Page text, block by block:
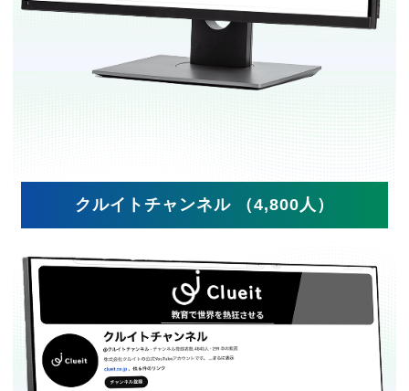
クルイトチャンネル （4,800人）